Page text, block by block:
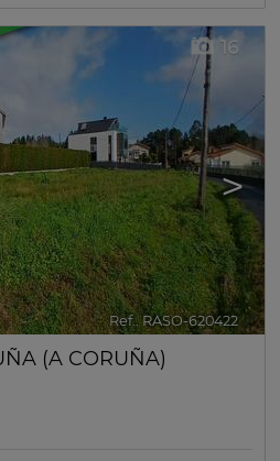
>
16
Ref.. RASO-620422 🔗
(A CORUÑA)